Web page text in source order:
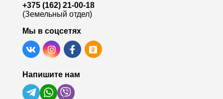
+375 (162) 21-00-18
(Земельный отдел)
Мы в соцсетях
Напишите нам